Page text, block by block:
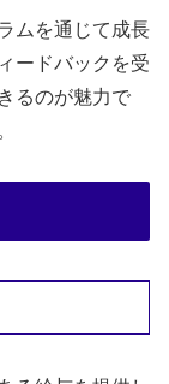
ムを通じて成長
ードバックを受
るのが魅力で